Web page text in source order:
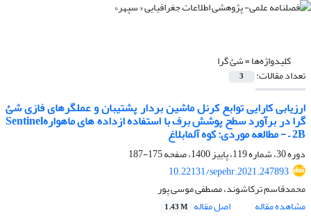
کلیدواژه‌ها =شئ گرا
تعداد مقالات: 3
ارزیابی کارایی توابع کرنل ماشین بردار پشتیبان و عملگرهای فازی شئ
گرا در برآورد سطح پوشش برف با استفاده ازداده های ماهوارهSentinel
– 2B - مطالعه موردی: کوه آلمابلاغ
دوره 30، شماره 119، پاییز 1400، صفحه
175-187
10.22131/sepehr.2021.247893
محمدقاسم ترکاشوند، مصطفی موسی پور
مشاهده مقاله
اصل مقاله 1.43 M